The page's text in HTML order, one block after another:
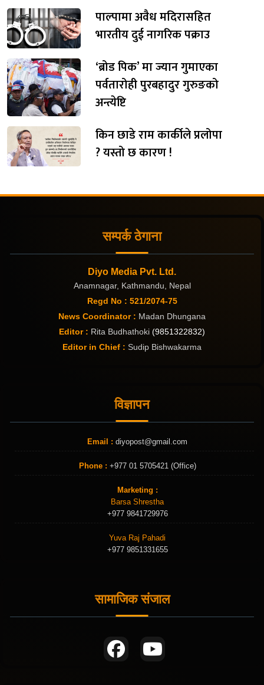
पाल्पामा अवैध मदिरासहित
भारतीय दुई नागरिक पक्राउ
‘ब्रोड पिक’ मा ज्यान गुमाएका
पर्वतारोही पुरबहादुर गुरुङको
अन्त्येष्टि
किन छाडे राम कार्कीले प्रलोपा
? यस्तो छ कारण !
सम्पर्क ठेगाना
Diyo Media Pvt. Ltd.
Anamnagar, Kathmandu, Nepal
Regd No : 521/2074-75
News Coordinator : Madan Dhungana
Editor : Rita Budhathoki (9851322832)
Editor in Chief : Sudip Bishwakarma
विज्ञापन
Email : diyopost@gmail.com
Phone : +977 01 5705421 (Office)
Marketing :
Barsa Shrestha
+977 9841729976
Yuva Raj Pahadi
+977 9851331655
सामाजिक संजाल